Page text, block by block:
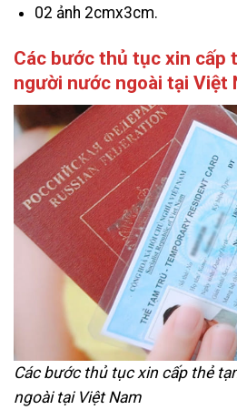
02 ảnh 2cmx3cm.
Các bước thủ tục xin cấp
người nước ngoài tại Việt
Các bước thủ tục xin cấp thẻ
ngoài tại Việt Nam